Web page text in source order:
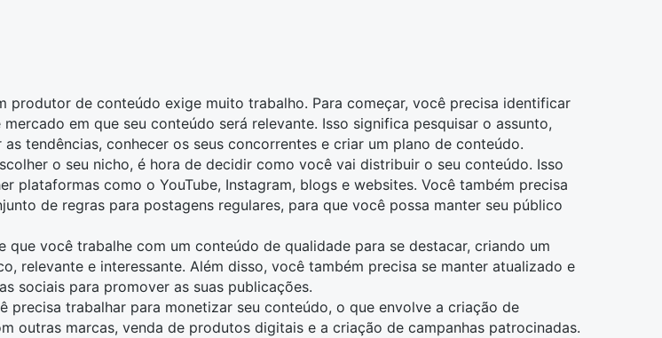
produtor de conteúdo exige muito trabalho. Para começar, você precisa identificar
mercado em que seu conteúdo será relevante. Isso significa pesquisar o assunto,
as tendências, conhecer os seus concorrentes e criar um plano de conteúdo.
o seu nicho, é hora de decidir como você vai distribuir o seu conteúdo. Isso
plataformas como o YouTube, Instagram, blogs e websites. Você também precisa
de regras para postagens regulares, para que você possa manter seu público
que você trabalhe com um conteúdo de qualidade para se destacar, criando um
relevante e interessante. Além disso, você também precisa se manter atualizado e
sociais para promover as suas publicações.
precisa trabalhar para monetizar seu conteúdo, o que envolve a criação de
outras marcas, venda de produtos digitais e a criação de campanhas patrocinadas.